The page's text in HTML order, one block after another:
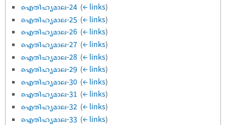
ഐതിഹ്യമാല-24 (← links)
ഐതിഹ്യമാല-25 (← links)
ഐതിഹ്യമാല-26 (← links)
ഐതിഹ്യമാല-27 (← links)
ഐതിഹ്യമാല-28 (← links)
ഐതിഹ്യമാല-29 (← links)
ഐതിഹ്യമാല-30 (← links)
ഐതിഹ്യമാല-31 (← links)
ഐതിഹ്യമാല-32 (← links)
ഐതിഹ്യമാല-33 (← links)